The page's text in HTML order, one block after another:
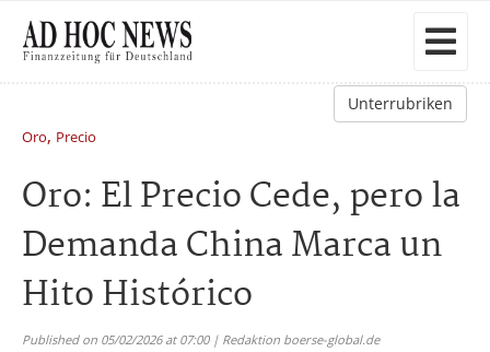
Unterrubriken
Oro, Precio
Oro: El Precio Cede, pero la
Demanda China Marca un
Hito Histórico
Published on 05/02/2026 at 07:00 | Redaktion boerse-global.de